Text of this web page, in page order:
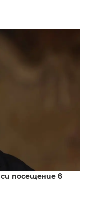
посещение в